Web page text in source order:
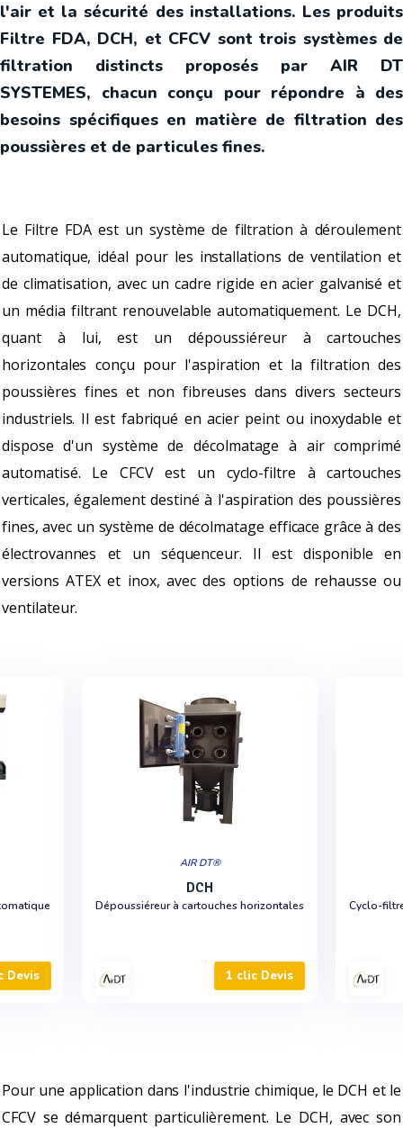
l'air et la sécurité des installations. Les produits
Filtre FDA, DCH, et CFCV sont trois systèmes de
filtration distincts proposés par AIR DT
SYSTEMES, chacun conçu pour répondre à des
besoins spécifiques en matière de filtration des
poussières et de particules fines.
Le Filtre FDA est un système de filtration à déroulement
automatique, idéal pour les installations de ventilation et
de climatisation, avec un cadre rigide en acier galvanisé et
un média filtrant renouvelable automatiquement. Le DCH,
quant à lui, est un dépoussiéreur à cartouches
horizontales conçu pour l'aspiration et la filtration des
poussières fines et non fibreuses dans divers secteurs
industriels. Il est fabriqué en acier peint ou inoxydable et
dispose d'un système de décolmatage à air comprimé
automatisé. Le CFCV est un cyclo-filtre à cartouches
verticales, également destiné à l'aspiration des poussières
fines, avec un système de décolmatage efficace grâce à des
électrovannes et un séquenceur. Il est disponible en
versions ATEX et inox, avec des options de rehausse ou
ventilateur.
Devis
AIR DT®
DCH
Dépoussiéreur à cartouches horizontales
1 clic Devis
Cyclo-
Pour une application dans l'industrie chimique, le DCH et le
CFCV se démarquent particulièrement. Le DCH, avec son